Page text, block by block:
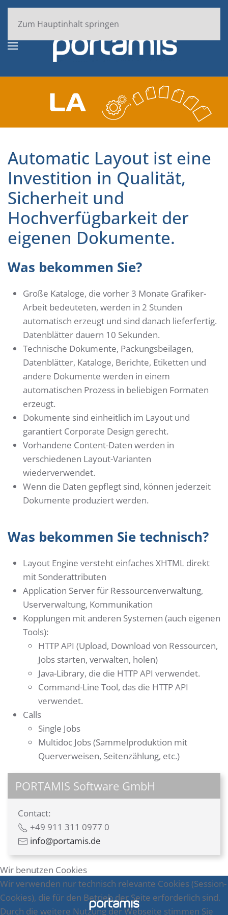
Zum Hauptinhalt springen
Automatic Layout ist eine
Investition in Qualität,
Sicherheit und
Hochverfügbarkeit der
eigenen Dokumente.
Was bekommen Sie?
Große Kataloge, die vorher 3 Monate Grafiker-
Arbeit bedeuteten, werden in 2 Stunden
automatisch erzeugt und sind danach lieferfertig.
Datenblätter dauern 10 Sekunden.
Technische Dokumente, Packungsbeilagen,
Datenblätter, Kataloge, Berichte, Etiketten und
andere Dokumente werden in einem
automatischen Prozess in beliebigen Formaten
erzeugt.
Dokumente sind einheitlich im Layout und
garantiert Corporate Design gerecht.
Vorhandene Content-Daten werden in
verschiedenen Layout-Varianten
wiederverwendet.
Wenn die Daten gepflegt sind, können jederzeit
Dokumente produziert werden.
Was bekommen Sie technisch?
Layout Engine versteht einfaches XHTML direkt
mit Sonderattributen
Application Server für Ressourcenverwaltung,
Userverwaltung, Kommunikation
Kopplungen mit anderen Systemen (auch eigenen
Tools):
HTTP API (Upload, Download von Ressourcen,
Jobs starten, verwalten, holen)
Java-Library, die die HTTP API verwendet.
Command-Line Tool, das die HTTP API
verwendet.
Calls
Single Jobs
Multidoc Jobs (Sammelproduktion mit
Querverweisen, Seitenzählung, etc.)
PORTAMIS Software GmbH
Contact:
+49 911 311 0977 0
info@portamis.de
Wir benutzen Cookies
Wir verwenden nur technisch relevante Cookies (Session-
Cookies), die für den Betrieb der Seite erforderlich sind.
Durch die weitere Nutzung der Webseite stimmen Sie